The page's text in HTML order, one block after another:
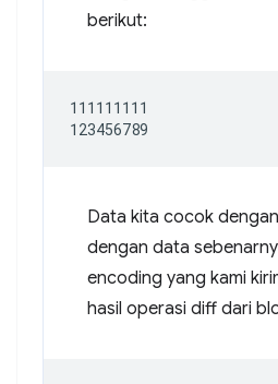
berikut:
111111111
Data kita cocok
dengan data
encoding yang kami
hasil operasi diff dari